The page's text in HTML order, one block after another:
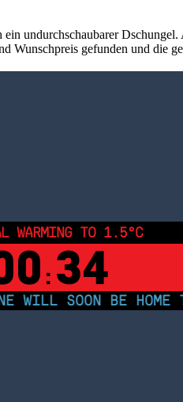
undurchschaubarer
Wunschpreis gefunden und
WARMING TO 1.5°C
: 34
SOON BE HOME